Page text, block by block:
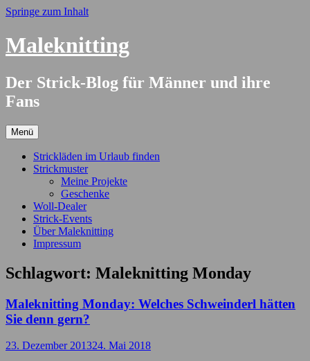
Springe zum Inhalt
Maleknitting
Der Strick-Blog für Männer und ihre
Fans
Menü
Strickläden im Urlaub finden
Strickmuster
Meine Projekte
Geschenke
Woll-Dealer
Strick-Events
Über Maleknitting
Impressum
Schlagwort: Maleknitting Monday
Maleknitting Monday: Welches Schweinderl hätten
Sie denn gern?
23. Dezember 201324. Mai 2018